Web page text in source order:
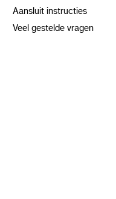
Aansluit instructies
Veel gestelde vragen